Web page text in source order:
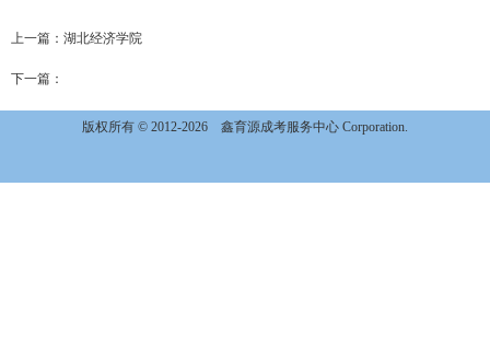
上一篇： 湖北经济学院
下一篇：
版权所有 © 2012-2026 鑫育源成考服务中心 Corporation.